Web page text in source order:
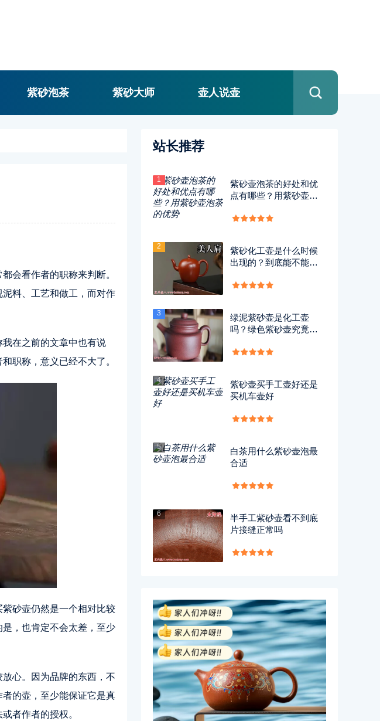
紫砂泡茶 紫砂大师 壶人说壶
会看作者的职称来判断。
料、工艺和做工，而对作
在之前的文章中也有说
职称，意义已经不大了。
砂壶仍然是一个相对比较
，也肯定不会太差，至少
心。因为品牌的东西，不
的壶，至少能保证它是真
者作者的授权。
站长推荐
1
紫砂壶泡茶的好处和优
点有哪些？用紫砂壶泡
2
紫砂化工壶是什么时候
出现的？到底能不能
3
绿泥紫砂壶是化工壶
吗？绿色紫砂壶究竟有
4
紫砂壶买手工壶好还是
买机车壶好
5
白茶用什么紫砂壶泡最
合适
6
半手工紫砂壶看不到底
片接缝正常吗